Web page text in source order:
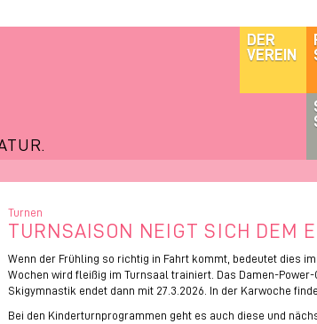
DER
VEREIN
Turnen
TURNSAISON NEIGT SICH DEM
Wenn der Frühling so richtig in Fahrt kommt, bedeutet dies
Wochen wird fleißig im Turnsaal trainiert. Das Damen-
Skigymnastik endet dann mit 27.3.2026. In der Karwoche
Bei den Kinderturnprogrammen geht es auch diese und